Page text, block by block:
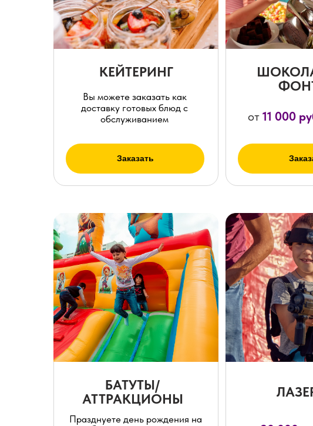
БАТУТЫ/
АТТРАКЦИОНЫ
Празднуете день рождения на
от 11 000
КЕЙТЕРИНГ
Вы можете заказать как
доставку готовых блюд с
обслуживанием
Заказать